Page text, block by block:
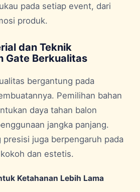
pada setiap event, dari
produk.
dan Teknik
Gate Berkualitas
bergantung pada
Pemilihan bahan
daya tahan balon
jangka panjang.
juga berpengaruh pada
dan estetis.
Ketahanan Lebih Lama